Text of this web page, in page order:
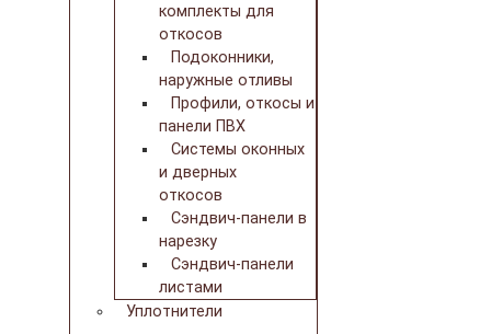
комплекты для
откосов
Подоконники,
наружные отливы
Профили, откосы и
панели ПВХ
Системы оконных
и дверных
откосов
Сэндвич-панели в
нарезку
Сэндвич-панели
листами
Уплотнители